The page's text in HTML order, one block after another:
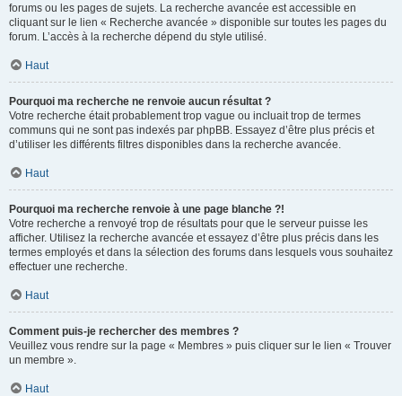
forums ou les pages de sujets. La recherche avancée est accessible en
cliquant sur le lien « Recherche avancée » disponible sur toutes les pages du
forum. L’accès à la recherche dépend du style utilisé.
Haut
Pourquoi ma recherche ne renvoie aucun résultat ?
Votre recherche était probablement trop vague ou incluait trop de termes
communs qui ne sont pas indexés par phpBB. Essayez d’être plus précis et
d’utiliser les différents filtres disponibles dans la recherche avancée.
Haut
Pourquoi ma recherche renvoie à une page blanche ?!
Votre recherche a renvoyé trop de résultats pour que le serveur puisse les
afficher. Utilisez la recherche avancée et essayez d’être plus précis dans les
termes employés et dans la sélection des forums dans lesquels vous souhaitez
effectuer une recherche.
Haut
Comment puis-je rechercher des membres ?
Veuillez vous rendre sur la page « Membres » puis cliquer sur le lien « Trouver
un membre ».
Haut